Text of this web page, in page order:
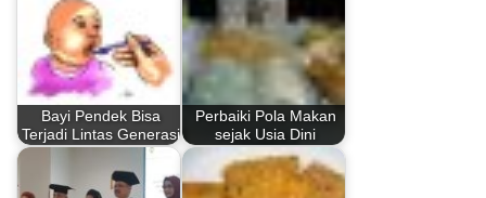
Bayi Pendek Bisa
Terjadi Lintas Generasi
Perbaiki Pola Makan
sejak Usia Dini